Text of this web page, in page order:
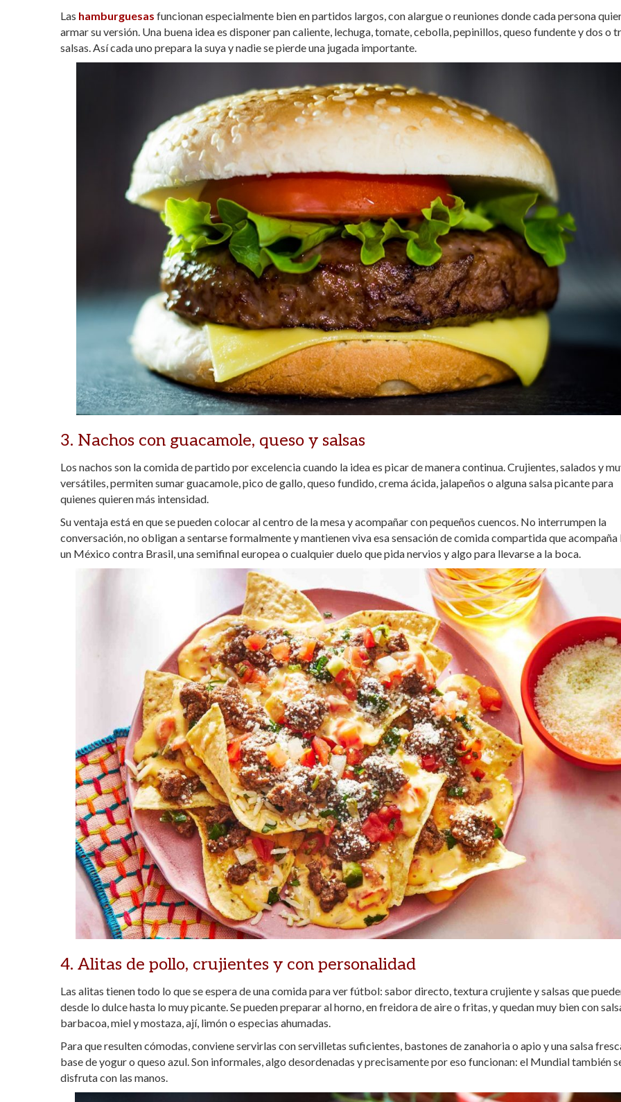
Las hamburguesas funcionan especialmente bien en partidos largos, con alargue o reuniones donde cada persona
armar su versión. Una buena idea es disponer pan caliente, lechuga, tomate, cebolla, pepinillos, queso fundente y dos o
salsas. Así cada uno prepara la suya y nadie se pierde una jugada importante.
3. Nachos con guacamole, queso y salsas
Los nachos son la comida de partido por excelencia cuando la idea es picar de manera continua. Crujientes, salados y
versátiles, permiten sumar guacamole, pico de gallo, queso fundido, crema ácida, jalapeños o alguna salsa picante para
quienes quieren más intensidad.
Su ventaja está en que se pueden colocar al centro de la mesa y acompañar con pequeños cuencos. No interrumpen la
conversación, no obligan a sentarse formalmente y mantienen viva esa sensación de comida compartida que acompaña
un México contra Brasil, una semifinal europea o cualquier duelo que pida nervios y algo para llevarse a la boca.
4. Alitas de pollo, crujientes y con personalidad
Las alitas tienen todo lo que se espera de una comida para ver fútbol: sabor directo, textura crujiente y salsas que
desde lo dulce hasta lo muy picante. Se pueden preparar al horno, en freidora de aire o fritas, y quedan muy bien con
barbacoa, miel y mostaza, ají, limón o especias ahumadas.
Para que resulten cómodas, conviene servirlas con servilletas suficientes, bastones de zanahoria o apio y una salsa
base de yogur o queso azul. Son informales, algo desordenadas y precisamente por eso funcionan: el Mundial también
disfruta con las manos.